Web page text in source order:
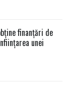
finanțări de
unei